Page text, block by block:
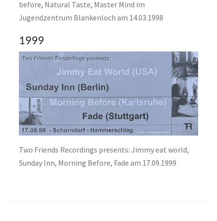
before, Natural Taste, Master Mind im
Jugendzentrum Blankenloch am 14.03.1998
1999
Two Friends Recordings presents: Jimmy eat world,
Sunday Inn, Morning Before, Fade am 17.09.1999